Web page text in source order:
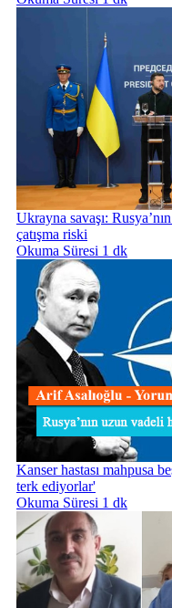
Ukrayna savaşı:
çatışma riski
Okuma Süresi 1 dk
Kanser hastası mahpusa
terk ediyorlar'
Okuma Süresi 1 dk